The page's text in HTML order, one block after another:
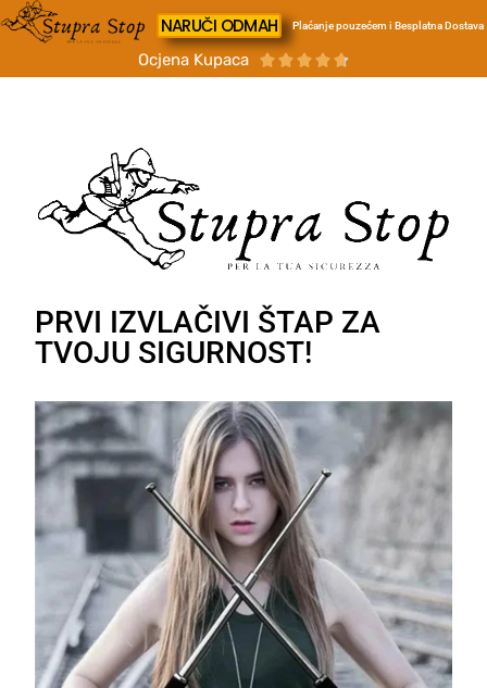
NARUČI ODMAH Plaćanje pouzećem i Besplatna Dostava
Ocjena Kupaca     
PRVI IZVLAČIVI ŠTAP ZA
TVOJU SIGURNOST!